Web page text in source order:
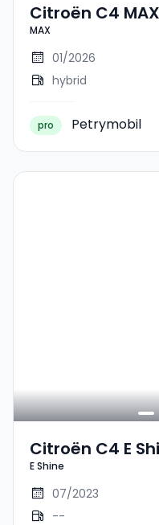
Citroën C4 MAX
MAX
01/2026
hybrid
pro Petrymobil
Citroën C4 E
E Shine
07/2023
--